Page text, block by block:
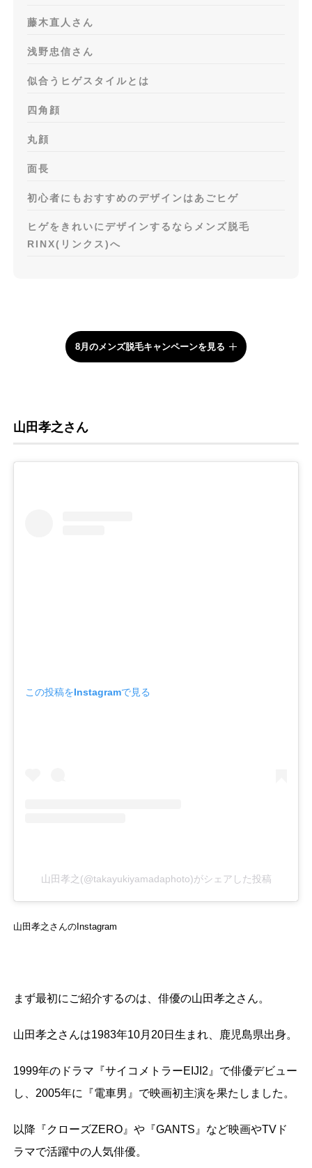
藤木直人さん
浅野忠信さん
似合うヒゲスタイルとは
四角顔
丸顔
面長
初心者にもおすすめのデザインはあごヒゲ
ヒゲをきれいにデザインするならメンズ脱毛
RINX(リンクス)へ
8月のメンズ脱毛キャンペーンを見る
山田孝之さん
この投稿をInstagramで見る
山田孝之(@takayukiyamadaphoto)がシェアした投稿
山田孝之さんのInstagram
まず最初にご紹介するのは、俳優の山田孝之さん。
山田孝之さんは1983年10月20日生まれ、鹿児島県出身。
1999年のドラマ『サイコメトラーEIJI2』で俳優デビュー
し、2005年に『電車男』で映画初主演を果たしました。
以降『クローズZERO』や『GANTS』など映画やTVド
ラマで活躍中の人気俳優。